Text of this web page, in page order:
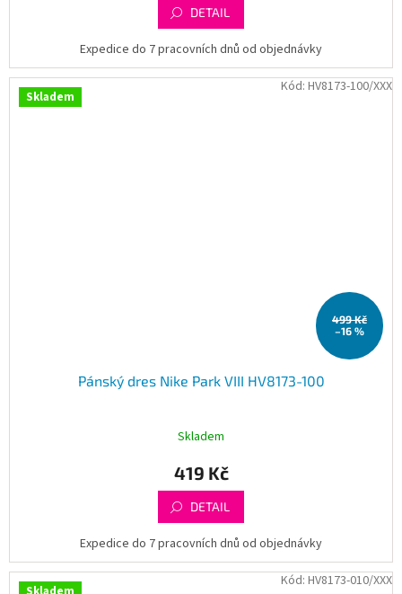
DETAIL
Expedice do 7 pracovních dnů od objednávky
Skladem
499 Kč
–16 %
Pánský dres Nike Park VIII HV8173-100
Skladem
419 Kč
DETAIL
Expedice do 7 pracovních dnů od objednávky
Kód: HV8173-100/XXX
Kód: HV8173-010/XXX